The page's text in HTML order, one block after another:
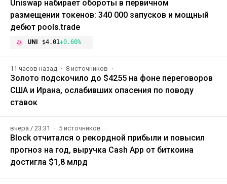
Uniswap набирает обороты в первичном
размещении токенов: 340 000 запусков и мощный
дебют pools.trade
UNI $4.01+0.60%
11 часов назад 8 источников
Золото подскочило до $4255 на фоне переговоров
США и Ирана, ослабивших опасения по поводу
ставок
вчера / 23:31 5 источников
Block отчитался о рекордной прибыли и повысил
прогноз на год, выручка Cash App от биткоина
достигла $1,8 млрд